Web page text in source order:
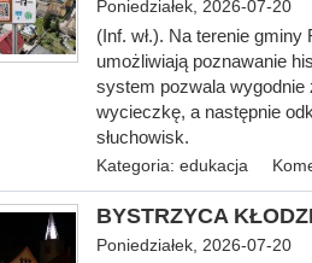
Poniedziałek, 2026-07-20
(Inf. wł.). Na terenie
umożliwiają poznawanie
system pozwala wygodnie
wycieczkę, a następnie
słuchowisk.
Kategoria: edukacja
BYSTRZYCA
Poniedziałek, 2026-07-20